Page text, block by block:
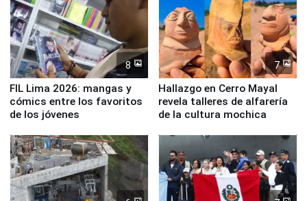
8
FIL Lima 2026: mangas y
cómics entre los favoritos
de los jóvenes
7
Hallazgo en Cerro Mayal
revela talleres de alfarería
de la cultura mochica